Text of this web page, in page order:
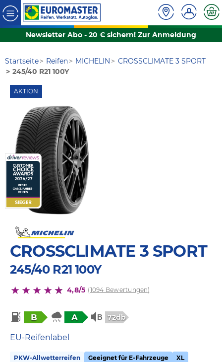
Newsletter Abo - 20 € sichern! Zur Anmeldung
Startseite Reifen MICHELIN
CROSSCLIMATE 3 SPORT
245/40 R21 100Y
AKTION
CROSSCLIMATE 3 SPORT
245/40 R21 100Y
4,8/5 (1094 Bewertungen)
B A 72db
EU-Reifenlabel
PKW-Allwetterreifen Geeignet für E-Fahrzeuge XL